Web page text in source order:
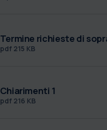
Termine richieste di
pdf 215 KB
Chiarimenti 1
pdf 216 KB